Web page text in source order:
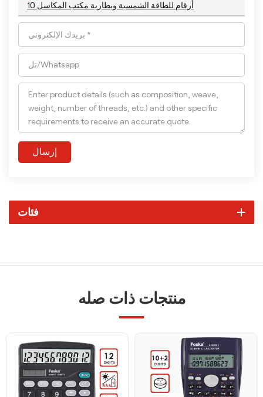
10 أرقام للطاقة الشمسية وبطارية مكتب المكاسل
إرسال
فئات
منتجات ذات صله